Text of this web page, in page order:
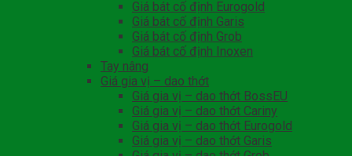
Giá bát cố định Eurogold
Giá bát cố định Garis
Giá bát cố định Grob
Giá bát cố định Inoxen
Tay nâng
Giá gia vị – dao thớt
Giá gia vị – dao thớt BossEU
Giá gia vị – dao thớt Cariny
Giá gia vị – dao thớt Eurogold
Giá gia vị – dao thớt Garis